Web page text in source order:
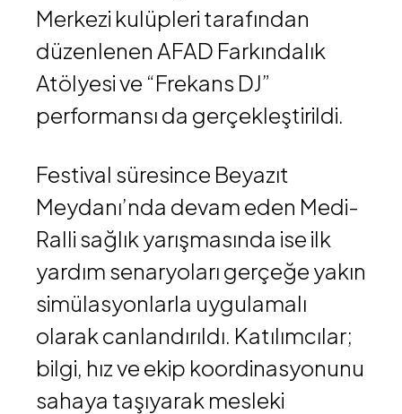
Merkezi kulüpleri tarafından
düzenlenen AFAD Farkındalık
Atölyesi ve “Frekans DJ”
performansı da gerçekleştirildi.
Festival süresince Beyazıt
Meydanı’nda devam eden Medi-
Ralli sağlık yarışmasında ise ilk
yardım senaryoları gerçeğe yakın
simülasyonlarla uygulamalı
olarak canlandırıldı. Katılımcılar;
bilgi, hız ve ekip koordinasyonunu
sahaya taşıyarak mesleki